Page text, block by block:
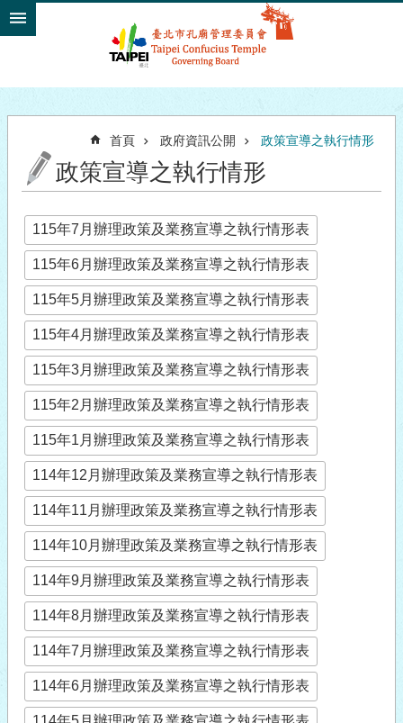
跳到主要內容區塊
首頁 政府資訊公開 政策宣導之執行情形
政策宣導之執行情形
115年7月辦理政策及業務宣導之執行情形表
115年6月辦理政策及業務宣導之執行情形表
115年5月辦理政策及業務宣導之執行情形表
115年4月辦理政策及業務宣導之執行情形表
115年3月辦理政策及業務宣導之執行情形表
115年2月辦理政策及業務宣導之執行情形表
115年1月辦理政策及業務宣導之執行情形表
114年12月辦理政策及業務宣導之執行情形表
114年11月辦理政策及業務宣導之執行情形表
114年10月辦理政策及業務宣導之執行情形表
114年9月辦理政策及業務宣導之執行情形表
114年8月辦理政策及業務宣導之執行情形表
114年7月辦理政策及業務宣導之執行情形表
114年6月辦理政策及業務宣導之執行情形表